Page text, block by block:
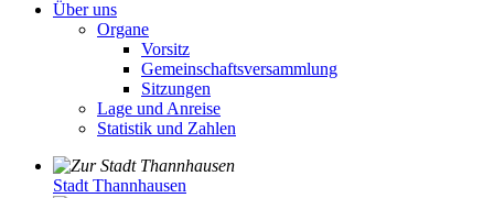
Über uns
Organe
Vorsitz
Gemeinschaftsversammlung
Sitzungen
Lage und Anreise
Statistik und Zahlen
Stadt Thannhausen